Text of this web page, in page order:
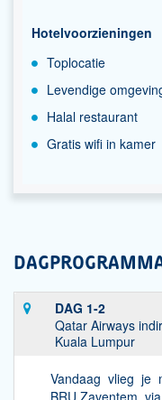
Hotelvoorzieningen
Toplocatie
Levendige
Halal restaurant
Gratis wifi in kamer
DAG 1-2
Qatar Airways
Kuala Lumpur
Vandaag vlieg je
BRU Zaventem,